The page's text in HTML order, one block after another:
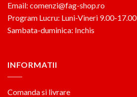
Email: comenzi@fag-shop.ro
Program Lucru: Luni-Vineri 9.00-17.00
Sambata-duminica: Inchis
INFORMATII
Comanda si livrare